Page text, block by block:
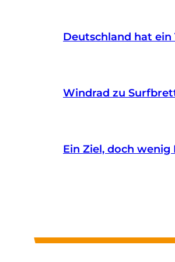
Deutschland hat
Windrad zu
Ein Ziel, doch wenig